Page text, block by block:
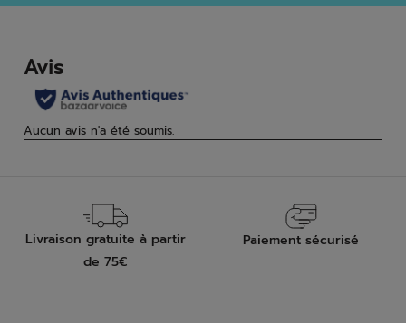
étoiles.
Livraison gratuite à partir
de 75€
Paiement sécurisé